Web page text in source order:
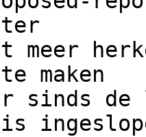
meer
maken
sinds